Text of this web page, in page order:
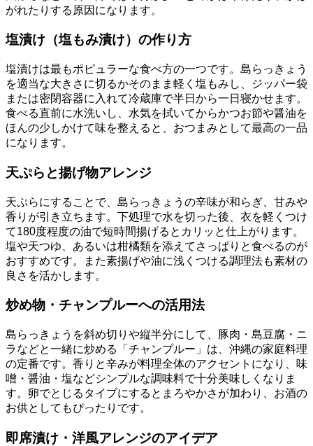
がれたりする原因になります。
塩漬け（塩もみ漬け）の作り方
塩漬けは最もポピュラーな食べ方の一つです。島らっきょう
を適当な大きさに切るかそのまま軽く塩もみし、ジッパー袋
または密閉容器に入れて冷蔵庫で半日から一日寝かせます。
食べる直前に水洗いし、水気を拭いてからかつお節や醤油を
ほんの少しかけて味を整えると、おつまみとして最高の一品
になります。
天ぷらと揚げ物アレンジ
天ぷらにすることで、島らっきょうの辛味が和らぎ、甘みや
香りが引き立ちます。下処理で水を切った後、衣を軽くつけ
て180度程度の油で短時間揚げるとカリッと仕上がります。
塩や天つゆ、あるいは柑橘類を添えてさっぱりと食べるのが
おすすめです。また素揚げや油に浅くつける調理法も素材の
良さを活かします。
炒め物・チャンプルーへの活用法
島らっきょうを斜め切りや縦半分にして、豚肉・島豆腐・ニ
ラなどと一緒に炒める「チャンプルー」は、沖縄の家庭料理
の定番です。香りと辛みが料理全体のアクセントになり、味
噌・醤油・塩などシンプルな調味料で十分美味しくなりま
す。卵でとじるタイプにするとまろやかさが加わり、お酒の
お供としてもぴったりです。
即席漬け・洋風アレンジのアイデア